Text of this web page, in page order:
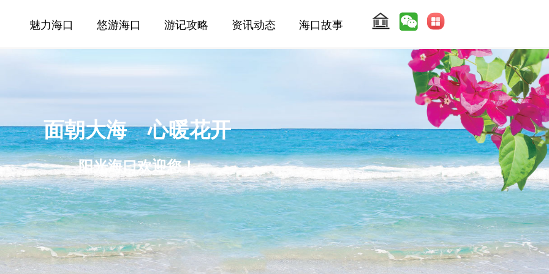
魅力海口 悠游海口 游记攻略 资讯动态 海口故事
面朝大海 心暖花开
阳光海口欢迎您！